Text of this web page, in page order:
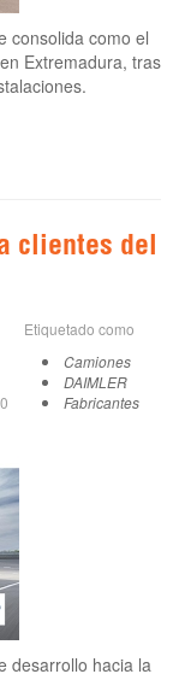
consolida como el
Extremadura, tras
clientes del
0
Etiquetado como
Camiones
DAIMLER
Fabricantes
desarrollo hacia la